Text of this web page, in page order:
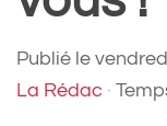
Publié le
La Rédac ·